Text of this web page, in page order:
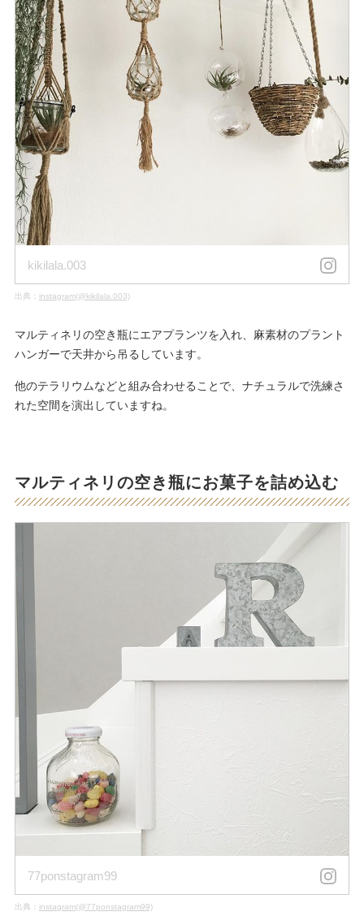
kikilala.003
出典： instagram(@kikilala.003)
マルティネリの空き瓶にエアプランツを入れ、麻素材のプラント
ハンガーで天井から吊るしています。
他のテラリウムなどと組み合わせることで、ナチュラルで洗練さ
れた空間を演出していますね。
マルティネリの空き瓶にお菓子を詰め込む
77ponstagram99
出典： instagram(@77ponstagram99)